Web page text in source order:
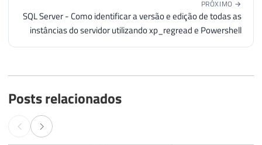
PRÓXIMO →
SQL Server - Como identificar a versão e edição de todas as
instâncias do servidor utilizando xp_regread e Powershell
Posts relacionados